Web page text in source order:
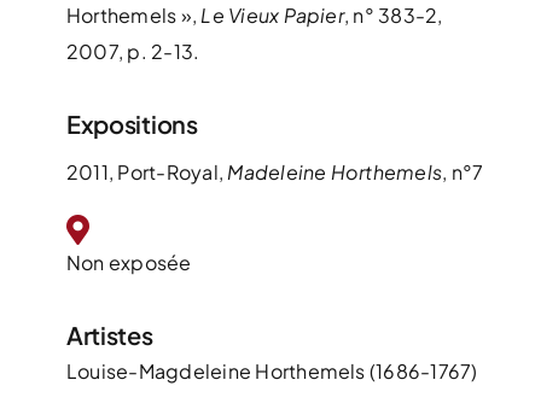
Horthemels », Le Vieux Papier, n° 383-2,
2007, p. 2-13.
Expositions
2011, Port-Royal, Madeleine Horthemels, n°7
Non exposée
Artistes
Louise-Magdeleine Horthemels (1686-1767)